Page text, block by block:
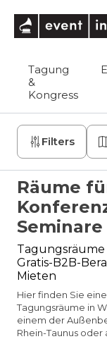
Tagung
&
Kongress
Filters
Räume
Gratis-B2B-
Mieten
Hier finden Sie
Tagungsräume in
einem der
Rhein-Taunus oder